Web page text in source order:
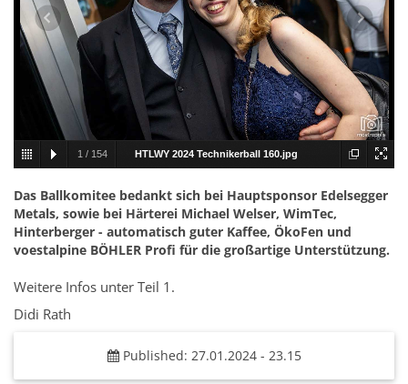
1 / 154 HTLWY 2024 Technikerball 160.jpg
Das Ballkomitee bedankt sich bei Hauptsponsor Edelsegger
Metals, sowie bei Härterei Michael Welser, WimTec,
Hinterberger - automatisch guter Kaffee, ÖkoFen und
voestalpine BÖHLER Profi für die großartige Unterstützung.
Weitere Infos unter Teil 1.
Didi Rath
Published: 27.01.2024 - 23.15